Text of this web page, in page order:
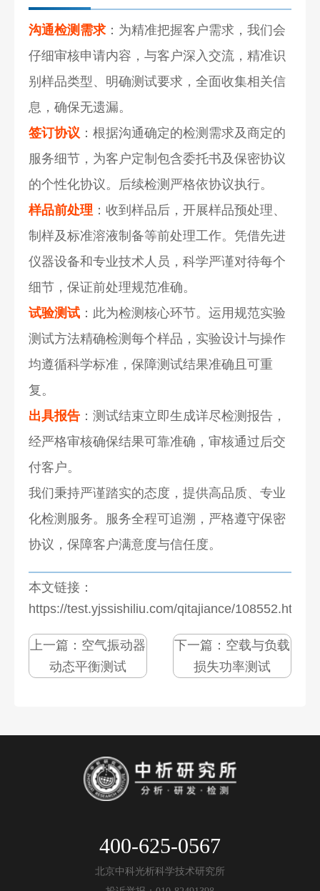
沟通检测需求 ：为精准把握客户需求，我们会
仔细审核申请内容，与客户深入交流，精准识
别样品类型、明确测试要求，全面收集相关信
息，确保无遗漏。
签订协议 ：根据沟通确定的检测需求及商定的
服务细节，为客户定制包含委托书及保密协议
的个性化协议。后续检测严格依协议执行。
样品前处理 ：收到样品后，开展样品预处理、
制样及标准溶液制备等前处理工作。凭借先进
仪器设备和专业技术人员，科学严谨对待每个
细节，保证前处理规范准确。
试验测试 ：此为检测核心环节。运用规范实验
测试方法精确检测每个样品，实验设计与操作
均遵循科学标准，保障测试结果准确且可重
复。
出具报告 ：测试结束立即生成详尽检测报告，
经严格审核确保结果可靠准确，审核通过后交
付客户。
我们秉持严谨踏实的态度，提供高品质、专业
化检测服务。服务全程可追溯，严格遵守保密
协议，保障客户满意度与信任度。
本文链接：
https://test.yjssishiliu.com/qitajiance/108552.html
上一篇： 空气振动器
动态平衡测试
下一篇： 空载与负载
损失功率测试
400-625-0567
北京中科光析科学技术研究所